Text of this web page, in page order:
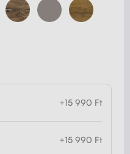
+15 990 Ft
+15 990 Ft